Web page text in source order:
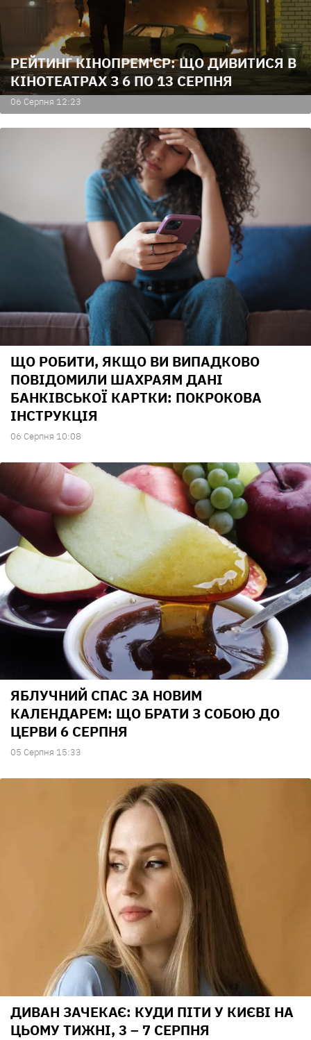
РЕЙТИНГ КІНОПРЕМ'ЄР: ЩО ДИВИТИСЯ В
КІНОТЕАТРАХ З 6 ПО 13 СЕРПНЯ
06 Серпня 12:23
ЩО РОБИТИ, ЯКЩО ВИ ВИПАДКОВО
ПОВІДОМИЛИ ШАХРАЯМ ДАНІ
БАНКІВСЬКОЇ КАРТКИ: ПОКРОКОВА
ІНСТРУКЦІЯ
06 Серпня 10:08
ЯБЛУЧНИЙ СПАС ЗА НОВИМ
КАЛЕНДАРЕМ: ЩО БРАТИ З СОБОЮ ДО
ЦЕРВИ 6 СЕРПНЯ
05 Серпня 15:33
ДИВАН ЗАЧЕКАЄ: КУДИ ПІТИ У КИЄВІ НА
ЦЬОМУ ТИЖНІ, 3 – 7 СЕРПНЯ